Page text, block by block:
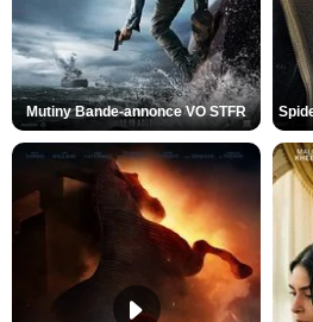
Mutiny Bande-annonce VO STFR